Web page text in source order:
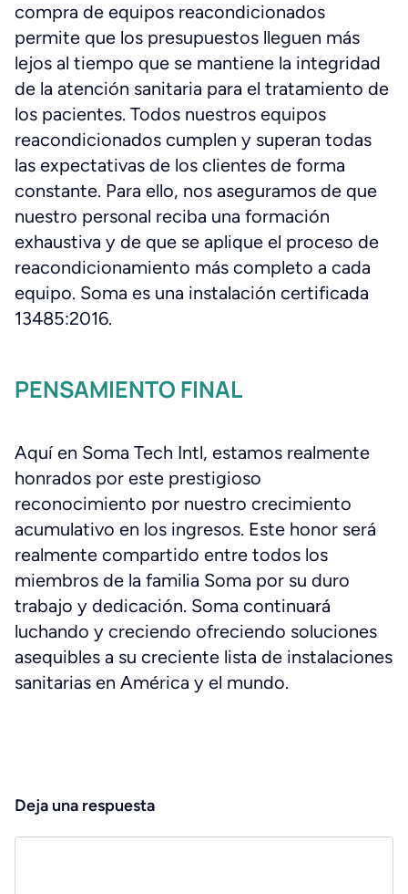
compra de equipos reacondicionados
permite que los presupuestos lleguen más
lejos al tiempo que se mantiene la integridad
de la atención sanitaria para el tratamiento de
los pacientes. Todos nuestros equipos
reacondicionados cumplen y superan todas
las expectativas de los clientes de forma
constante. Para ello, nos aseguramos de que
nuestro personal reciba una formación
exhaustiva y de que se aplique el proceso de
reacondicionamiento más completo a cada
equipo. Soma es una instalación certificada
13485:2016.
PENSAMIENTO FINAL
Aquí en Soma Tech Intl, estamos realmente
honrados por este prestigioso
reconocimiento por nuestro crecimiento
acumulativo en los ingresos. Este honor será
realmente compartido entre todos los
miembros de la familia Soma por su duro
trabajo y dedicación. Soma continuará
luchando y creciendo ofreciendo soluciones
asequibles a su creciente lista de instalaciones
sanitarias en América y el mundo.
Deja una respuesta